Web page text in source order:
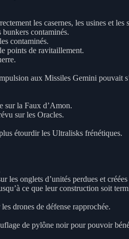
les casernes, les usines et les
bunkers contaminés.
contaminés.
points de ravitaillement.
aux Missiles Gemini pouvait
sur la Faux d’Amon.
sur les Oracles.
étourdir les Ultralisks frénétiques.
onglets d’unités perdues et
ce que leur construction soit
drones de défense rapprochée.
de pylône noir pour pouvoir